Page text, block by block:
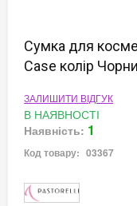
до
початку
галереї
Сумка для
Case колір
ЗАЛИШИТИ ВІДГУК
В НАЯВНОСТІ
Наявність: 1
Код товару: 03367